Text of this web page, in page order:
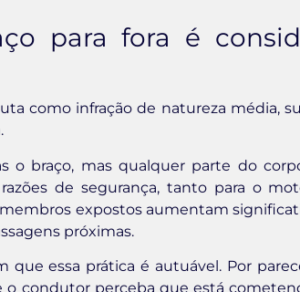
para fora é
como infração de natureza média,
o braço, mas qualquer parte do
de segurança, tanto para o
expostos aumentam
próximas.
essa prática é autuável. Por
condutor perceba que está